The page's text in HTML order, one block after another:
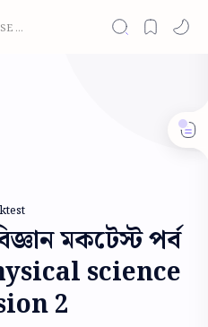
মকটেস্ট পর্ব
science
2